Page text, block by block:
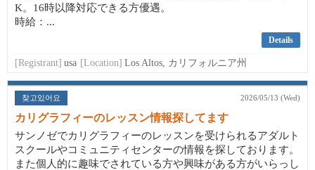
K。16時以降対応できる方優遇。
時給：...
Details
[Registrant] usa [Location] Los Altos, カリフォルニア州
찾고있어요 2026/05/13 (Wed)
カリグラフィーのレッスン情報探してます
サンノゼでカリグラフィーのレッスンを受けられるアダルト
スクールやコミュニティセンターの情報を探しております。
また個人的に趣味でされている方や興味がある方がいらっし